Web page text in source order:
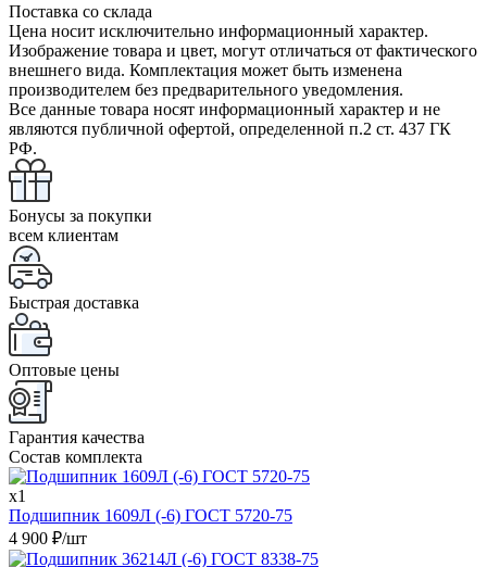
Поставка со склада
Цена носит исключительно информационный характер.
Изображение товара и цвет, могут отличаться от фактического
внешнего вида. Комплектация может быть изменена
производителем без предварительного уведомления.
Все данные товара носят информационный характер и не
являются публичной офертой, определенной п.2 ст. 437 ГК
РФ.
Бонусы за покупки
всем клиентам
Быстрая доставка
Оптовые цены
Гарантия качества
Состав комплекта
x1
Подшипник 1609Л (-6) ГОСТ 5720-75
4 900 ₽/шт